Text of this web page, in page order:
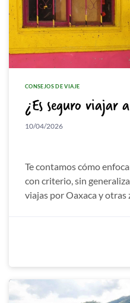
CONSEJOS DE VIAJE
¿Es seguro viajar
10/04/2026
Te contamos cómo
con criterio, sin
viajas por Oaxaca y otras